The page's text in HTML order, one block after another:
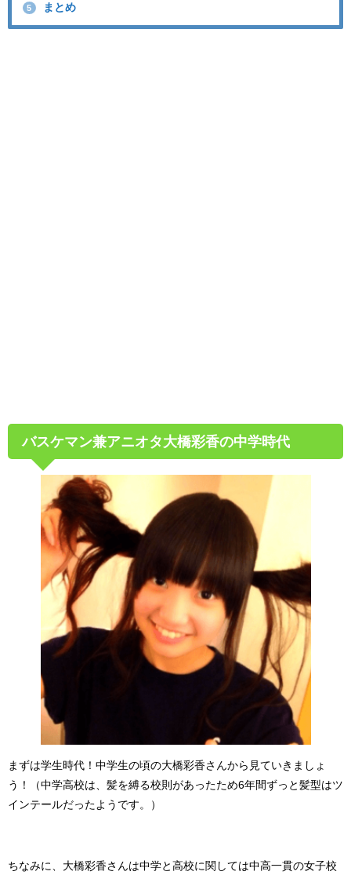
5 まとめ
バスケマン兼アニオタ大橋彩香の中学時代
まずは学生時代！中学生の頃の大橋彩香さんから見ていきましょ
う！（中学高校は、髪を縛る校則があったため6年間ずっと髪型はツ
インテールだったようです。）
ちなみに、大橋彩香さんは中学と高校に関しては中高一貫の女子校